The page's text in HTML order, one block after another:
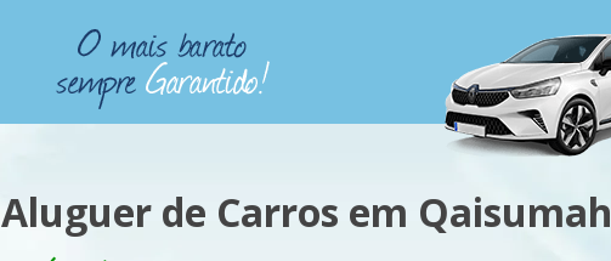
Aluguer de Carros em Qaisumah